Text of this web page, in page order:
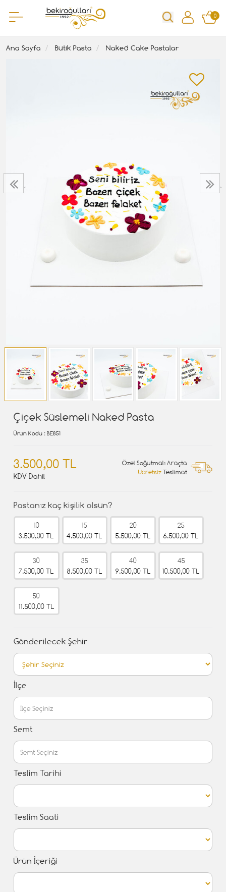
0
Ana Sayfa Butik Pasta Naked Cake Pastalar
‹ ›
Çiçek Süslemeli Naked Pasta
Ürün Kodu : BE851
3.500,00 TL
KDV Dahil
Özel Soğutmalı Araçta
Ücretsiz Teslimat
Pastanız kaç kişilik olsun?
10
3.500,00 TL
15
4.500,00 TL
20
5.500,00 TL
25
6.500,00 TL
30
7.500,00 TL
35
8.500,00 TL
40
9.500,00 TL
45
10.500,00 TL
50
11.500,00 TL
Gönderilecek Şehir
İlçe
Semt
Teslim Tarihi
Teslim Saati
Ürün İçeriği